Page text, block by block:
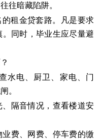
往暗藏陷阱。
租金贷套路。凡是要求
同时，毕业生应尽量避
水电、厨卫、家电、门
。
隔音情况，查看楼道安
费、网费、停车费的缴